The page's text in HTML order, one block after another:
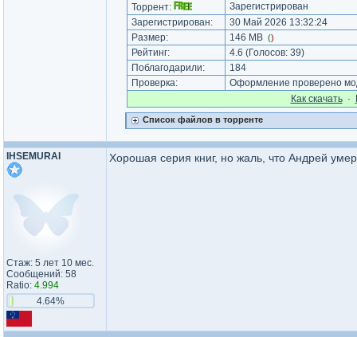
Торрент:
Зарегистрирован
Зарегистрирован:
30 Май 2026 13:32:24
Размер:
146 MB ()
Рейтинг: 4.6 (Голосов: 39)
Поблагодарили:
184
Проверка:
Оформление проверено
Как cкачать·
Список файлов в торренте
IHSEMURAI
Стаж: 5 лет 10 мес.
Сообщений: 58
Ratio: 4.994
4.64%
Хорошая серия книг, но жаль, что Андрей